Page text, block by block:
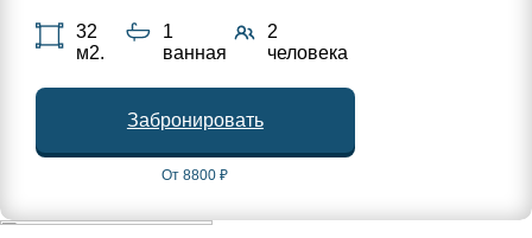
32
м2.
1
ванная
2
человека
Забронировать
От 8800 ₽